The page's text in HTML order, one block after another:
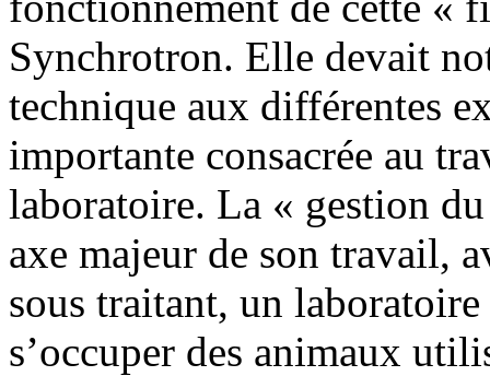
Synchrotron. Elle devait
technique aux différentes
importante consacrée au
laboratoire. La « gestion
axe majeur de son travail,
sous traitant, un
s’occuper des animaux